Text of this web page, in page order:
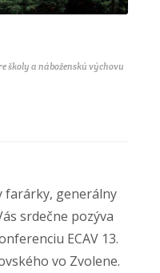
školy a náboženskú výchovu
farárky, generálny
srdečne pozýva
ECAV 13.
vo Zvolene.